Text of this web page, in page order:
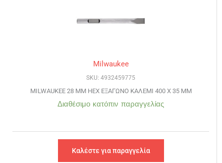
Milwaukee
SKU: 4932459775
MILWAUKEE 28 MM HEX ΕΞΑΓΩΝΟ ΚΑΛΕΜΙ 400 Χ 35 MM
Διαθέσιμο κατόπιν παραγγελίας
Καλέστε για παραγγελία